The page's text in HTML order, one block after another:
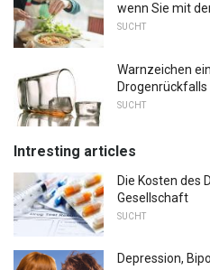
wenn Sie mit
SUCHT
Warnzeichen
Drogenrückfalls
SUCHT
Intresting articles
Die Kosten des
Gesellschaft
SUCHT
Depression,